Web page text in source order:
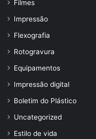
Filmes
Impressão
Flexografia
Rotogravura
Equipamentos
Impressão digital
Boletim do Plástico
Uncategorized
Estilo de vida